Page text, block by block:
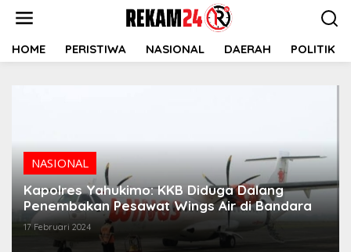
HOME PERISTIWA NASIONAL DAERAH POLITIK
NASIONAL
Kapolres Yahukimo: KKB Diduga Dalang
Penembakan Pesawat Wings Air di Bandara
17 Februari 2024